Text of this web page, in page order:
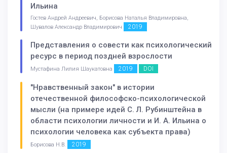
Ильина
Гостев Андрей Андреевич, Борисова Наталья Владимировна,
Шувалов Александр Владимирович
2019
Представления о совести как психологический
ресурс в период поздней взрослости
Мустафина Лилия Шаукатовна 2019 DOI
"Нравственный закон" в истории
отечественной философско-психологической
мысли (на примере идей С. Л. Рубинштейна в
области психологии личности и И. А. Ильина о
психологии человека как субъекта права)
Борисова Н.В. 2019